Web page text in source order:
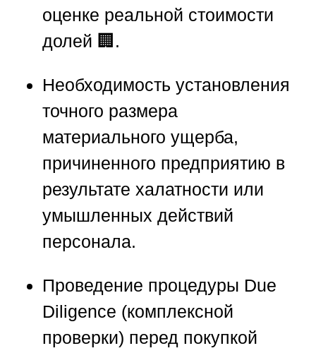
оценке реальной стоимости
долей 🏢.
Необходимость установления
точного размера
материального ущерба,
причиненного предприятию в
результате халатности или
умышленных действий
персонала.
Проведение процедуры Due
Diligence (комплексной
проверки) перед покупкой